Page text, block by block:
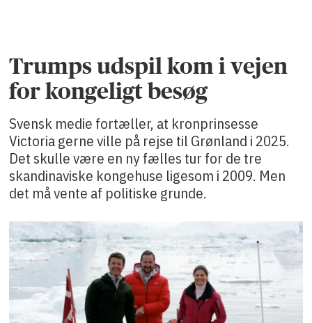
Trumps udspil kom i vejen
for kongeligt besøg
Svensk medie fortæller, at kronprinsesse
Victoria gerne ville på rejse til Grønland i 2025.
Det skulle være en ny fælles tur for de tre
skandinaviske kongehuse ligesom i 2009. Men
det må vente af politiske grunde.